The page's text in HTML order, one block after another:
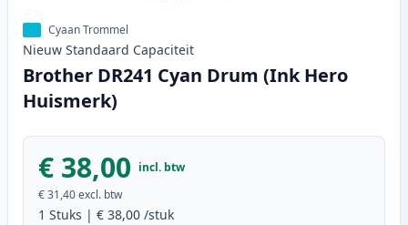
Cyaan Trommel
Nieuw Standaard Capaciteit
Brother DR241 Cyan Drum (Ink Hero
Huismerk)
€ 38,00 incl. btw
€ 31,40excl. btw
1 Stuks | € 38,00 /stuk